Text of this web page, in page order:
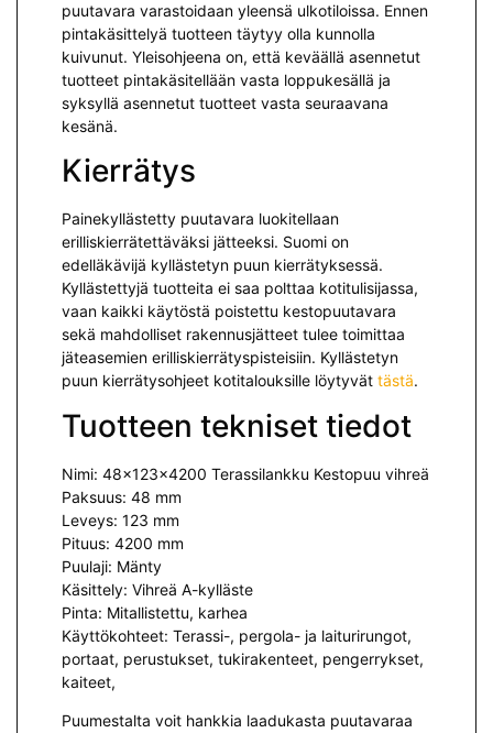
puutavara varastoidaan yleensä ulkotiloissa. Ennen
pintakäsittelyä tuotteen täytyy olla kunnolla
kuivunut. Yleisohjeena on, että keväällä asennetut
tuotteet pintakäsitellään vasta loppukesällä ja
syksyllä asennetut tuotteet vasta seuraavana
kesänä.
Kierrätys
Painekyllästetty puutavara luokitellaan
erilliskierrätettäväksi jät­teeksi. Suomi on
edelläkävijä kyllästetyn puun kierrätyksessä.
Kyllästettyjä tuotteita ei saa polttaa kotitulisijassa,
vaan kaikki käytöstä poistettu kestopuutavara
sekä mah­dolliset rakennusjätteet tulee toimittaa
jäteasemien erilliskierrätyspisteisiin. Kyllästetyn
puun kierrätysohjeet kotitalouksille löytyvät tästä.
Tuotteen tekniset tiedot
Nimi: 48x123x4200 Terassilankku Kestopuu vihreä
Paksuus: 48 mm
Leveys: 123 mm
Pituus: 4200 mm
Puulaji: Mänty
Käsittely: Vihreä A-kylläste
Pinta: Mitallistettu, karhea
Käyttökohteet: Terassi-, pergola- ja laiturirungot,
portaat, perustukset, tukirakenteet, pengerrykset,
kaiteet,
Puumestalta voit hankkia laadukasta puutavaraa